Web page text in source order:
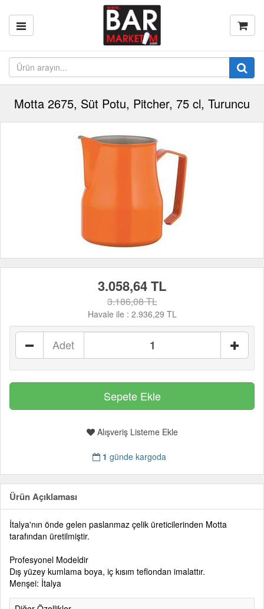
Motta 2675, Süt Potu, Pitcher, 75 cl, Turuncu
3.058,64 TL
3.186,08 TL
Havale ile : 2.936,29 TL
Adet
Alışveriş Listeme Ekle
1 günde kargoda
Ürün Açıklaması
İtalya'nın önde gelen paslanmaz çelik üreticilerinden Motta
tarafından üretilmiştir.
Profesyonel Modeldir
Dış yüzey kumlama boya, iç kısım teflondan imalattır.
Menşei: İtalya